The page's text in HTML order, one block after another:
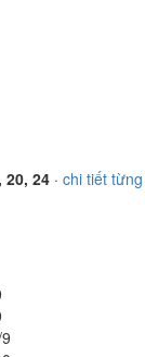
20, 24 · chi tiết từng